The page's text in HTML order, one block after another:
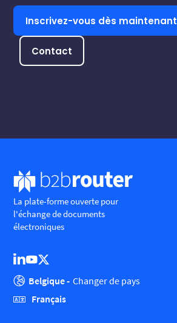
Inscrivez-vous dès maintenant
Contact
La plate-forme ouverte pour
l'échange de documents
électroniques
Belgique - Changer de pays
Français